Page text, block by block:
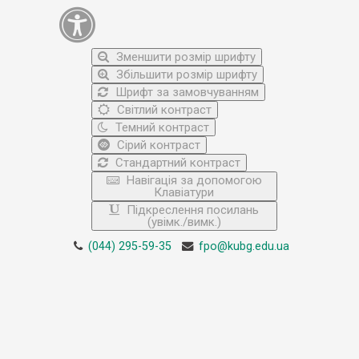
Зменшити розмір шрифту
Збільшити розмір шрифту
Шрифт за замовчуванням
Світлий контраст
Темний контраст
Сірий контраст
Стандартний контраст
Навігація за допомогою
Клавіатури
Підкреслення посилань
(увімк./вимк.)
(044) 295-59-35 fpo@kubg.edu.ua